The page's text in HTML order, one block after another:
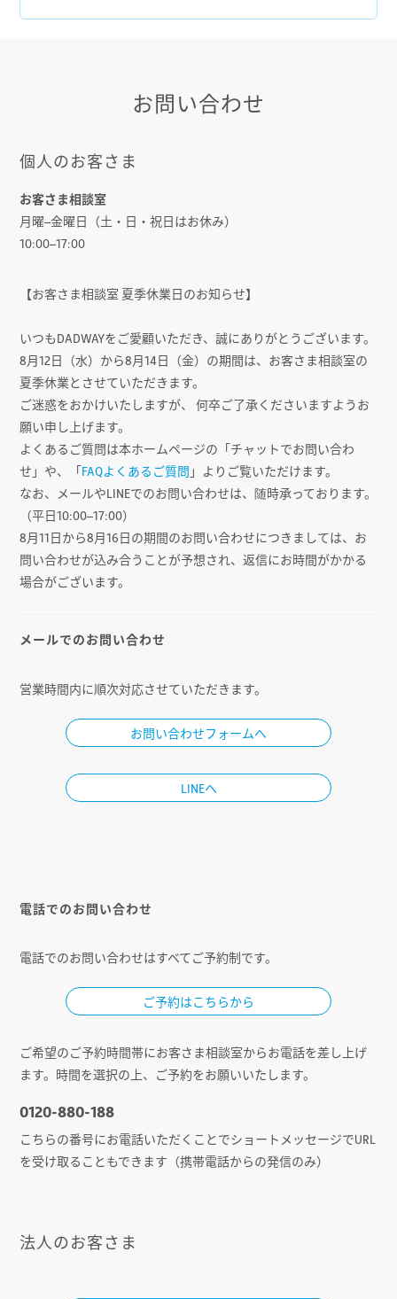
お問い合わせ
個人のお客さま
お客さま相談室
月曜–金曜日（土・日・祝日はお休み）
10:00–17:00
【お客さま相談室 夏季休業日のお知らせ】
いつもDADWAYをご愛顧いただき、誠にありがとうございます。
8月12日（水）から8月14日（金）の期間は、お客さま相談室の
夏季休業とさせていただきます。
ご迷惑をおかけいたしますが、 何卒ご了承くださいますようお
願い申し上げます。
よくあるご質問は本ホームページの「チャットでお問い合わ
せ」や、「 FAQよくあるご質問 」よりご覧いただけます。
なお、メールやLINEでのお問い合わせは、随時承っております。
（平日10:00–17:00）
8月11日から8月16日の期間のお問い合わせにつきましては、お
問い合わせが込み合うことが予想され、返信にお時間がかかる
場合がございます。
メールでのお問い合わせ
営業時間内に順次対応させていただきます。
お問い合わせフォームへ
LINEへ
電話でのお問い合わせ
電話でのお問い合わせはすべてご予約制です。
ご予約はこちらから
ご希望のご予約時間帯にお客さま相談室からお電話を差し上げ
ます。時間を選択の上、ご予約をお願いいたします。
0120-880-188
こちらの番号にお電話いただくことでショートメッセージでURL
を受け取ることもできます（携帯電話からの発信のみ）
法人のお客さま